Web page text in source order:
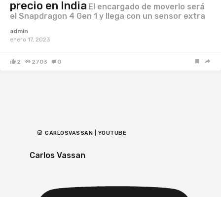
precio en India El encargado de moverlo será
el Snapdragon 4 Gen 1 y llega con un sensor extra
admin
enero 17, 2023
2 2703 0
CARLOSVASSAN | YOUTUBE
Carlos Vassan